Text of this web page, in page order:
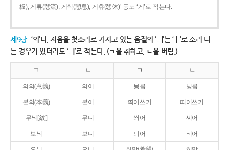
板), 게류(憩流), 게식(憩息), 게휴(憩休)’ 등도 ‘게’로 적는다.
제9항 ‘의’나, 자음을 첫소리로 가지고 있는 음절의 ‘ㅢ’는 ‘ㅣ’로 소리 나
는 경우가 있더라도 ‘ㅢ’로 적는다. (ㄱ을 취하고, ㄴ을 버림.)
ㄱ ㄴ ㄱ ㄴ
의의(意義) 의이 닁큼 닝큼
본의(本義) 본이 띄어쓰기 띠어쓰기
무늬[紋] 무니 씌어 씨어
보늬 보니 틔어 티어